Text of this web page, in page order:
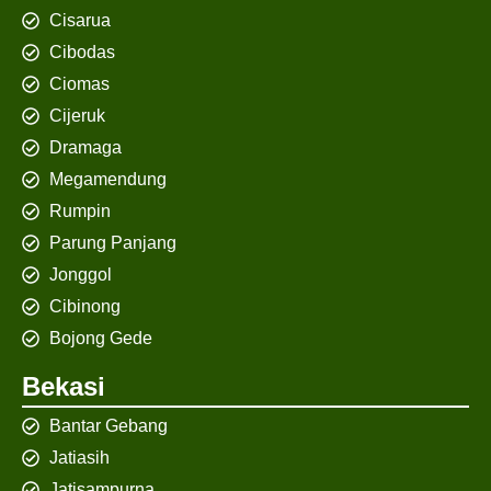
Cisarua
Cibodas
Ciomas
Cijeruk
Dramaga
Megamendung
Rumpin
Parung Panjang
Jonggol
Cibinong
Bojong Gede
Bekasi
Bantar Gebang
Jatiasih